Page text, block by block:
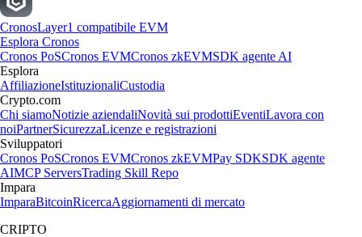
CronosLayer1 compatibile EVM
Esplora Cronos
Cronos PoSCronos EVMCronos zkEVMSDK agente AI
Esplora
AffiliazioneIstituzionaliCustodia
Crypto.com
Chi siamoNotizie aziendaliNovità sui prodottiEventiLavora con
noiPartnerSicurezzaLicenze e registrazioni
Sviluppatori
Cronos PoSCronos EVMCronos zkEVMPay SDKSDK agente
AIMCP ServersTrading Skill Repo
Impara
ImparaBitcoinRicercaAggiornamenti di mercato
CRIPTO